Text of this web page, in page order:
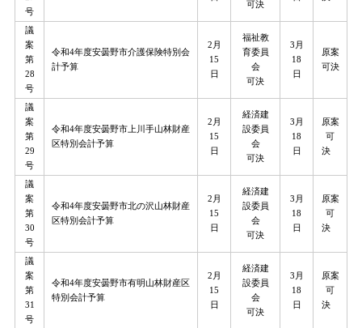
号
可決
議
案
第
28
号
令和4年度安曇野市介護保険特別会
計予算
2月
15
日
福祉教
育委員
会
可決
3月
18
日
原案
可決
議
案
第
29
号
令和4年度安曇野市上川手山林財産
区特別会計予算
2月
15
日
経済建
設委員
会
可決
3月
18
日
原案
可
決
議
案
第
30
号
令和4年度安曇野市北の沢山林財産
区特別会計予算
2月
15
日
経済建
設委員
会
可決
3月
18
日
原案
可
決
議
案
第
31
号
令和4年度安曇野市有明山林財産区
特別会計予算
2月
15
日
経済建
設委員
会
可決
3月
18
日
原案
可
決